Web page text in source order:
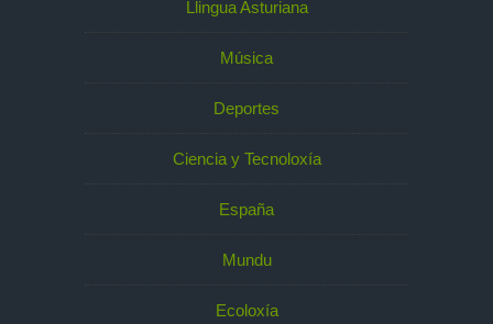
Llingua Asturiana
Música
Deportes
Ciencia y Tecnoloxía
España
Mundu
Ecoloxía